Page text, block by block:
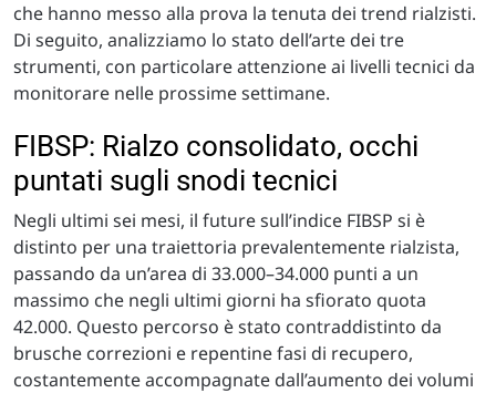
che hanno messo alla prova la tenuta dei trend rialzisti.
Di seguito, analizziamo lo stato dell’arte dei tre
strumenti, con particolare attenzione ai livelli tecnici da
monitorare nelle prossime settimane.
FIBSP: Rialzo consolidato, occhi
puntati sugli snodi tecnici
Negli ultimi sei mesi, il future sull’indice FIBSP si è
distinto per una traiettoria prevalentemente rialzista,
passando da un’area di 33.000–34.000 punti a un
massimo che negli ultimi giorni ha sfiorato quota
42.000. Questo percorso è stato contraddistinto da
brusche correzioni e repentine fasi di recupero,
costantemente accompagnate dall’aumento dei volumi